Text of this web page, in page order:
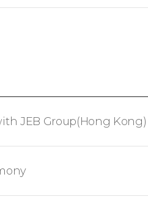
JEB Group(Hong Kong)